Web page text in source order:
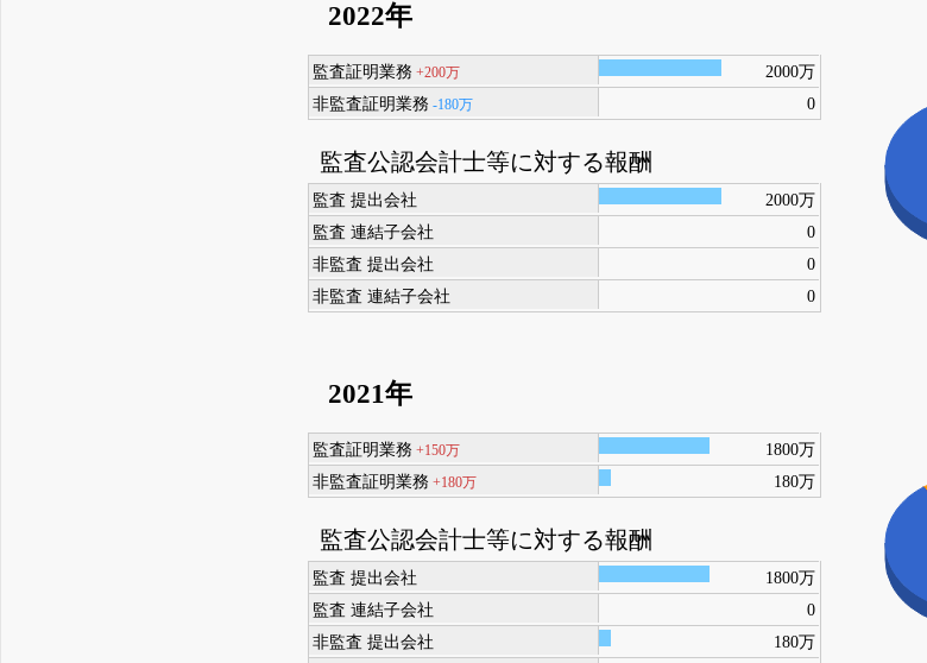
2022年
監査証明業務+200万
2000万
非監査証明業務-180万 0
監査公認会計士等に対する報酬
監査 提出会社
2000万
監査 連結子会社
0
非監査 提出会社
0
非監査 連結子会社
0
2021年
監査証明業務+150万
1800万
非監査証明業務+180万 180万
監査公認会計士等に対する報酬
監査 提出会社
1800万
監査 連結子会社
0
非監査 提出会社
180万